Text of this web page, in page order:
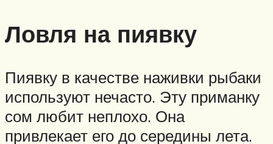
Ловля на пиявку
Пиявку в качестве наживки рыбаки
используют нечасто. Эту приманку
сом любит неплохо. Она
привлекает его до середины лета.